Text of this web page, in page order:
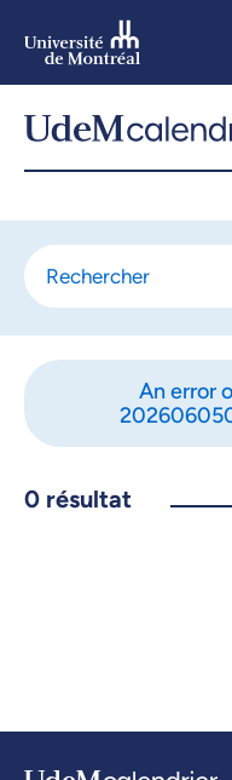
Aller
An error
0 résultat